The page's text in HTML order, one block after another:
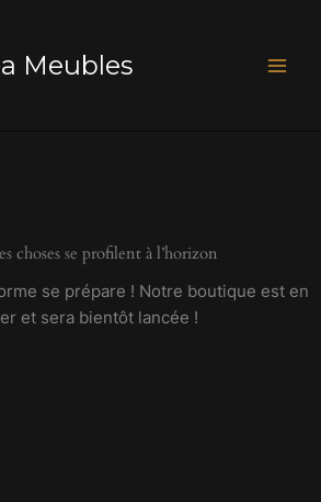
Meubles
choses se profilent à l’horizon
se prépare ! Notre boutique est en
et sera bientôt lancée !